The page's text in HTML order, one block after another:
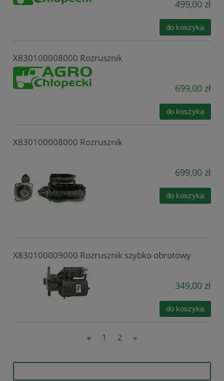
499,00 zł
do koszyka
X830100008000 Rozrusznik
699,00 zł
do koszyka
X830100008000 Rozrusznik
699,00 zł
do koszyka
X830100009000 Rozrusznik szybko obrotowy
349,00 zł
do koszyka
« 1 2 »